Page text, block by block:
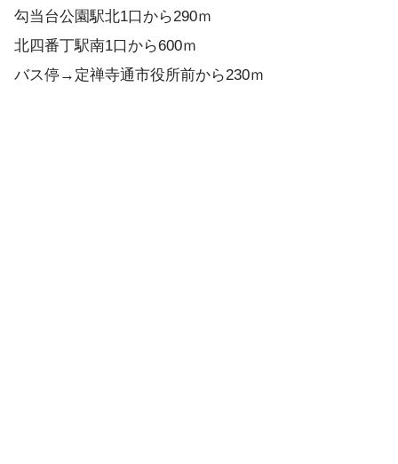
勾当台公園駅北1口から290ｍ
北四番丁駅南1口から600ｍ
バス停→定禅寺通市役所前から230ｍ